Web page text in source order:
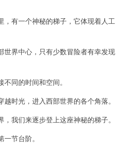
有一个神秘的梯子，它体现着人工
界中心，只有少数冒险者有幸发现
同的时间和空间。
时光，进入西部世界的各个角落。
我们来逐步登上这座神秘的梯子。
节台阶。